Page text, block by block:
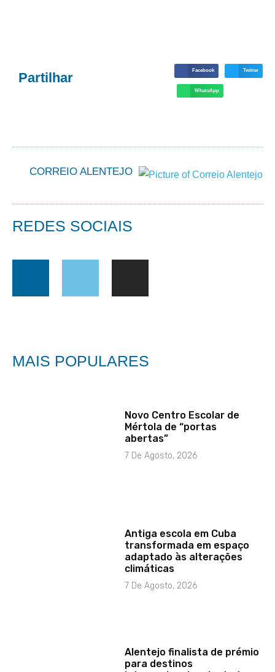
Partilhar Facebook Twitter
WhatsApp
CORREIO ALENTEJO
REDES SOCIAIS
MAIS POPULARES
Novo Centro Escolar de
Mértola de “portas
abertas”
7 De Agosto, 2026
Antiga escola em Cuba
transformada em espaço
adaptado às alterações
climáticas
7 De Agosto, 2026
Alentejo finalista de prémio
para destinos